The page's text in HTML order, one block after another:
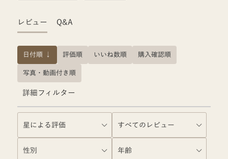
レビュー Q&A
詳細フィルター
日付順 ↓ 評価順 いいね数順 購入確認順
写真・動画付き順